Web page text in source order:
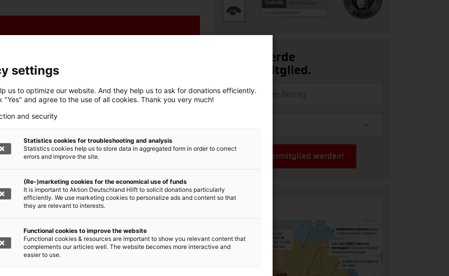
+++
der Hilfsorganisationen,
für die Nothilfe weltweit
1020 30, BIC: BFSWDE33XXX
spenden!
Afrika
Ja, ich werde
Fördermitglied.
Jetzt Fördermitglied werden!
settings
us to optimize our website. And they help us to ask for donations efficiently.
"Yes" and agree to the use of all cookies. Thank you very much!
and security
Statistics cookies for troubleshooting and analysis
Statistics cookies help us to store data in aggregated form in order to correct
errors and improve the site.
(Re-)marketing cookies for the economical use of funds
It is important to Aktion Deutschland Hilft to solicit donations particularly
efficiently. We use marketing cookies to personalize ads and content so that
they are relevant to interests.
Functional cookies to improve the website
Functional cookies & resources are important to show you relevant content that
complements our articles well. The website becomes more interactive and
easier to use.